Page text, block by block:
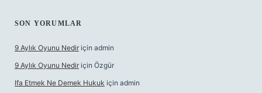
SON YORUMLAR
9 Aylık Oyunu Nedir için admin
9 Aylık Oyunu Nedir için Özgür
Ifa Etmek Ne Demek Hukuk için admin